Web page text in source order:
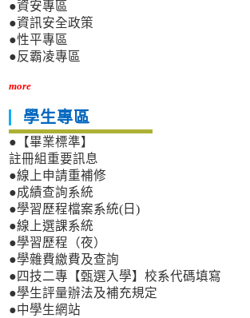
●資安專區
●資訊安全政策
●性平專區
●反霸凌專區
more
學生專區
●【畢業標準】
註冊組重要訊息
●線上申請重補修
●成績查詢系統
●學習歷程檔案系統(日)
●線上選課系統
●學習歷程（夜）
●學雜費繳費及查詢
●四技二專【甄選入學】校系代碼填寫
●學生評量辦法及補充規定
●中學生網站